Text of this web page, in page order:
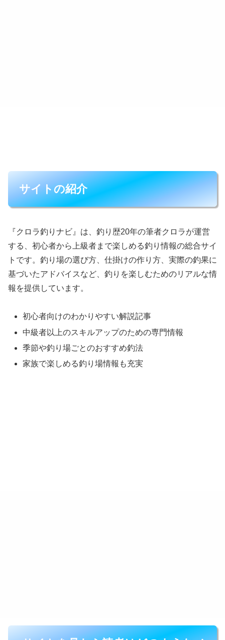
サイトの紹介
『クロラ釣りナビ』は、釣り歴20年の筆者クロラが運営
する、初心者から上級者まで楽しめる釣り情報の総合サイ
トです。釣り場の選び方、仕掛けの作り方、実際の釣果に
基づいたアドバイスなど、釣りを楽しむためのリアルな情
報を提供しています。
初心者向けのわかりやすい解説記事
中級者以上のスキルアップのための専門情報
季節や釣り場ごとのおすすめ釣法
家族で楽しめる釣り場情報も充実